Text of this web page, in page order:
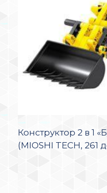
Конструктор 2 в 1
(MIOSHI TECH, 261